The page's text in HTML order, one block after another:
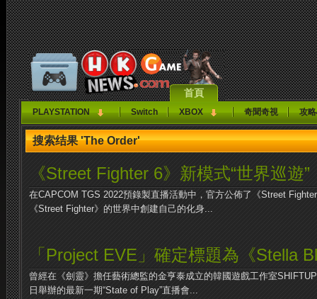
首頁
PLAYSTATION Switch XBOX 奇聞奇視 攻
搜索结果 'The Order'
《Street Fighter 6》新模式“世界巡遊”
在CAPCOM TGS 2022預錄製直播活動中，官方公佈了《Street
《Street Fighter》的世界中創建自己的化身...
「Project EVE」確定標題為《Stella
曾經在《劍靈》擔任藝術總監的金亨泰成立的韓國遊戲工作室
日舉辦的最新一期“State of Play”直播會...